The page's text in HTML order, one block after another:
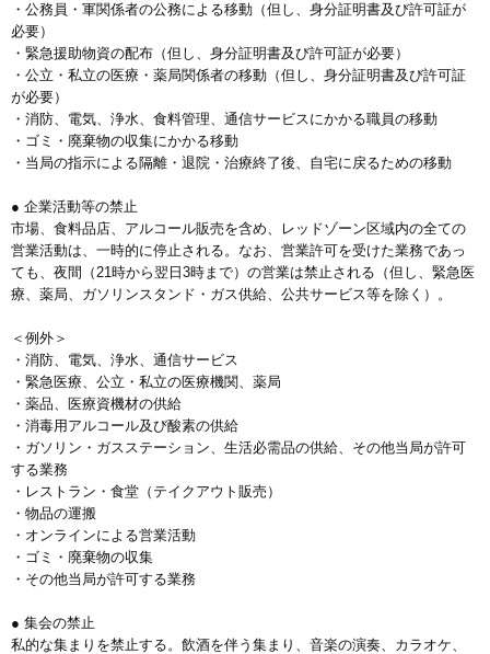
・公務員・軍関係者の公務による移動（但し、身分証明書及び許可証が
必要）
・緊急援助物資の配布（但し、身分証明書及び許可証が必要）
・公立・私立の医療・薬局関係者の移動（但し、身分証明書及び許可証
が必要）
・消防、電気、浄水、食料管理、通信サービスにかかる職員の移動
・ゴミ・廃棄物の収集にかかる移動
・当局の指示による隔離・退院・治療終了後、自宅に戻るための移動
● 企業活動等の禁止
市場、食料品店、アルコール販売を含め、レッドゾーン区域内の全ての
営業活動は、一時的に停止される。なお、営業許可を受けた業務であっ
ても、夜間（21時から翌日3時まで）の営業は禁止される（但し、緊急医
療、薬局、ガソリンスタンド・ガス供給、公共サービス等を除く）。
＜例外＞
・消防、電気、浄水、通信サービス
・緊急医療、公立・私立の医療機関、薬局
・薬品、医療資機材の供給
・消毒用アルコール及び酸素の供給
・ガソリン・ガスステーション、生活必需品の供給、その他当局が許可
する業務
・レストラン・食堂（テイクアウト販売）
・物品の運搬
・オンラインによる営業活動
・ゴミ・廃棄物の収集
・その他当局が許可する業務
● 集会の禁止
私的な集まりを禁止する。飲酒を伴う集まり、音楽の演奏、カラオケ、